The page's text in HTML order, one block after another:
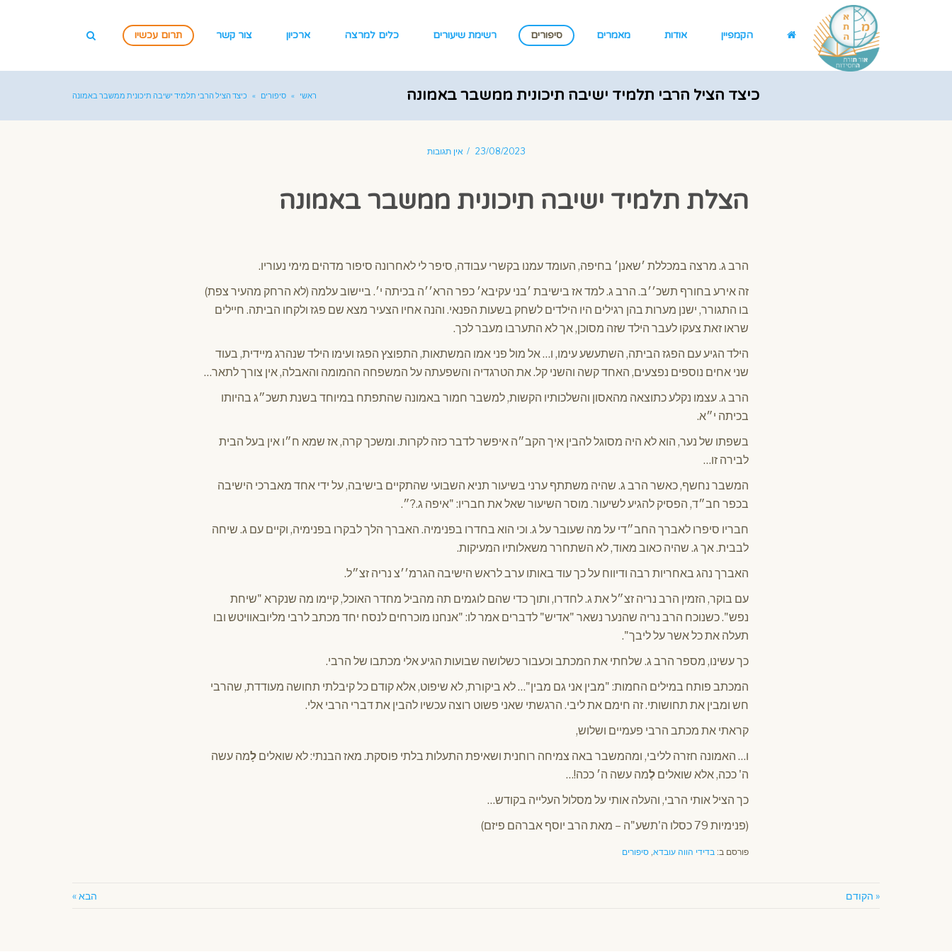
הקמפיין אודות מאמרים סיפורים רשימת שיעורים כלים למרצה ארכיון צור קשר תרום עכשיו
כיצד הציל הרבי תלמיד ישיבה תיכונית ממשבר באמונה ראשי » סיפורים » כיצד הציל הרבי תלמיד ישיבה תיכונית ממשבר באמונה
23/08/2023 אין תגובות
הצלת תלמיד ישיבה תיכונית ממשבר באמונה
הרב ג. מרצה במכללת ׳שאנן׳ בחיפה, העומד עמנו בקשרי עבודה, סיפר לי לאחרונה סיפור מדהים מימי נעוריו.
זה אירע בחורף תשכ׳׳ב. הרב ג. למד אז בישיבת ׳בני עקיבא׳ כפר הרא׳׳ה בכיתה י׳. ביישוב עלמה (לא הרחק מהעיר צפת)
בו התגורר, ישנן מערות בהן רגילים היו הילדים לשחק בשעות הפנאי. והנה אחיו הצעיר מצא שם פגז ולקחו הביתה. חיילים
שראו זאת צעקו לעבר הילד שזה מסוכן, אך לא התערבו מעבר לכך.
הילד הגיע עם הפגז הביתה, השתעשע עימו, ו… אל מול פני אמו המשתאות, התפוצץ הפגז ועימו הילד שנהרג מיידית, בעוד
שני אחים נוספים נפצעים, האחד קשה והשני קל. את הטרגדיה והשפעתה על המשפחה ההמומה והאבלה, אין צורך לתאר…
הרב ג. עצמו נקלע כתוצאה מהאסון והשלכותיו הקשות, למשבר חמור באמונה שהתפתח במיוחד בשנת תשכ״ג בהיותו
בכיתה י״א.
בשפתו של נער, הוא לא היה מסוגל להבין איך הקב״ה איפשר לדבר כזה לקרות. ומשכך קרה, אז שמא ח״ו אין בעל הבית
לבירה זו…
המשבר נחשף, כאשר הרב ג. שהיה משתתף ערני בשיעור תניא השבועי שהתקיים בישיבה, על ידי אחד מאברכי הישיבה
בכפר חב״ד, הפסיק להגיע לשיעור. מוסר השיעור שאל את חבריו: "איפה ג.?״.
חבריו סיפרו לאברך החב״די על מה שעובר על ג. וכי הוא בחדרו בפנימיה. האברך הלך לבקרו בפנימיה, וקיים עם ג. שיחה
לבבית. אך ג. שהיה כאוב מאוד, לא השתחרר משאלותיו המעיקות.
האברך נהג באחריות רבה ודיווח על כך עוד באותו ערב לראש הישיבה הגרמ׳׳צ נריה זצ״ל.
עם בוקר, הזמין הרב נריה זצ״ל את ג. לחדרו, ותוך כדי שהם לוגמים תה מהביל מחדר האוכל, קיימו מה שנקרא "שיחת
נפש". כשנוכח הרב נריה שהנער נשאר "אדיש" לדברים אמר לו: "אנחנו מוכרחים לנסח יחד מכתב לרבי מליובאוויטש ובו
תעלה את כל אשר על ליבך".
כך עשינו, מספר הרב ג. שלחתי את המכתב וכעבור כשלושה שבועות הגיע אלי מכתבו של הרבי.
המכתב פותח במילים החמות: "מבין אני גם מבין"… לא ביקורת, לא שיפוט, אלא קודם כל קיבלתי תחושה מעודדת, שהרבי
חש ומבין את תחושותי. זה חימם את ליבי. הרגשתי שאני פשוט רוצה עכשיו להבין את דברי הרבי אלי.
קראתי את מכתב הרבי פעמיים ושלוש,
ו… האמונה חזרה לליבי, ומהמשבר באה צמיחה רוחנית ושאיפת התעלות בלתי פוסקת. מאז הבנתי: לא שואלים לָמה עשה
ה' ככה, אלא שואלים לֶמה עשה ה׳ ככה!…
כך הציל אותי הרבי, והעלה אותי על מסלול העלייה בקודש…
(פנימיות 79 כסלו ה'תשע"ה – מאת הרב יוסף אברהם פיזם)
פורסם ב: בדידי הווה עובדא, סיפורים
« הקודם הבא »